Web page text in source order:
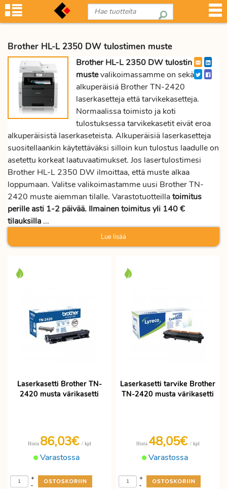
Brother HL-L 2350 DW tulostimen muste
Brother HL-L 2350 DW tulostin
mustevalikoimassamme on sekä
alkuperäisiä Brother TN-2420
laserkasetteja että tarvikekasetteja.
Normaalissa toimisto ja koti
tulostuksessa tarvikekasetit eivät eroa
alkuperäisistä laserkaseteista. Alkuperäisiä laserkasetteja
suositellaankin käytettäväksi silloin kun tulostus laadulle on
asetettu korkeat laatuvaatimukset. Jos lasertulostimesi
Brother HL-L 2350 DW ilmoittaa, että muste alkaa
loppumaan. Valitse valikoimastamme uusi Brother TN-
2420 muste aiemman tilalle. Varastotuotteillatoimitus
perille asti 1-2 päivää. Ilmainen toimitus yli 140 €
tilauksilla ...
Lue lisää
Laserkasetti Brother TN-
2420 musta värikasetti
Varastossa
Hinta 86,03€ / kpl
-
+
Laserkasetti tarvike Brother
TN-2420 musta värikasetti
Varastossa
Hinta 48,05€ / kpl
-
+